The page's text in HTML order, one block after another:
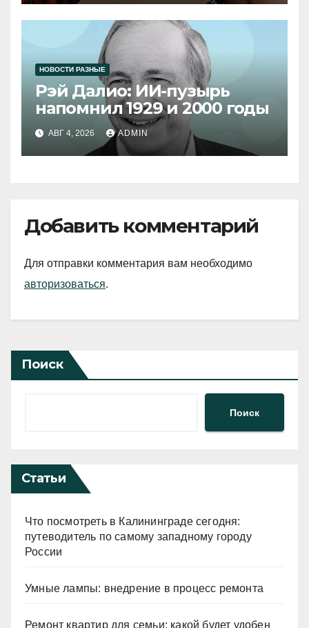
НОВОСТИ РАЗНЫЕ
Рэй Далио: ИИ-пузырь
напомнил 1929 и 2000 годы
АВГ 4, 2026 ADMIN
Добавить комментарий
Для отправки комментария вам необходимо
авторизоваться.
Поиск
Поиск
Статьи
Что посмотреть в Калининграде сегодня:
путеводитель по самому западному городу
России
Умные лампы: внедрение в процесс ремонта
Ремонт квартир для семьи: какой будет удобен